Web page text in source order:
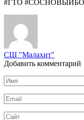
#ГТО
СШ "Малахит"
Добавить комментарий
Имя
*
Email
*
Сайт